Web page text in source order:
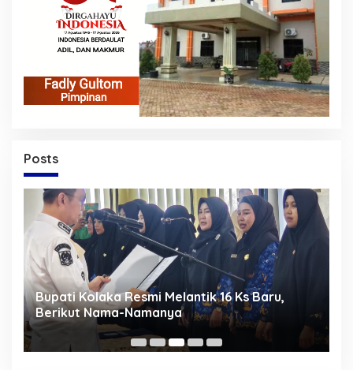
Posts
Bupati Kolaka Resmi Melantik 16 Ks Baru,
Berikut Nama-Namanya